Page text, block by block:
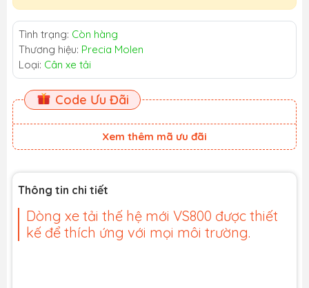
Tình trạng: Còn hàng
Thương hiệu: Precia Molen
Loại: Cân xe tải
Code Ưu Đãi
Xem thêm mã ưu đãi
Thông tin chi tiết
Dòng xe tải thế hệ mới VS800 được thiết
kế để thích ứng với mọi môi trường.